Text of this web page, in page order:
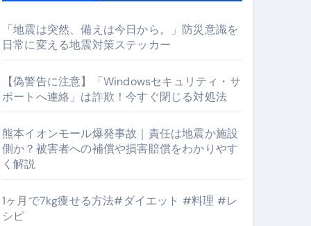
「地震は突然、備えは今日から。」防災意識を
日常に変える地震対策ステッカー
【偽警告に注意】「Windowsセキュリティ・サ
ポートへ連絡」は詐欺！今すぐ閉じる対処法
熊本イオンモール爆発事故｜責任は地震か施設
側か？被害者への補償や損害賠償をわかりやす
く解説
1ヶ月で7kg痩せる方法#ダイエット #料理 #レ
シピ